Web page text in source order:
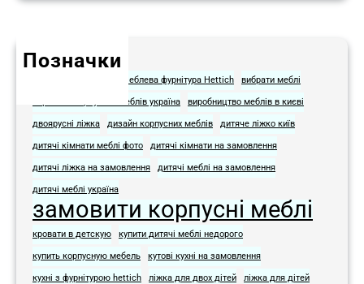
Позначки
Меблева фурнітура Hettich вибрати меблі
виробник корпусних меблів україна виробництво меблів в києві
двоярусні ліжка дизайн корпусних меблів дитяче ліжко київ
дитячі кімнати меблі фото​ дитячі кімнати на замовлення
дитячі ліжка на замовлення дитячі меблі на замовлення​
дитячі меблі україна
замовити корпусні меблі
кровати в детскую купити дитячі меблі недорого
купить корпусную мебель кутові кухні на замовлення
кухні з фурнітурою hettich ліжка для двох дітей ліжка для дітей